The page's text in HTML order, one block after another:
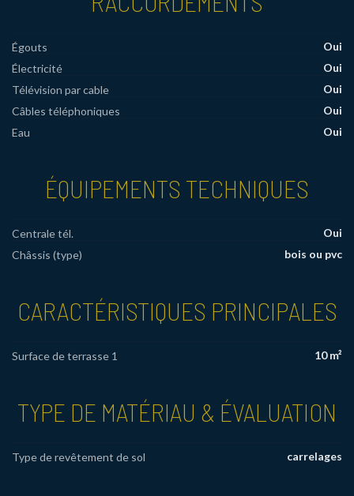
Égouts
Oui
Électricité
Oui
Télévision par cable
Oui
Câbles téléphoniques
Oui
Eau
Oui
ÉQUIPEMENTS TECHNIQUES
Centrale tél.
Oui
Châssis (type)
bois ou pvc
CARACTÉRISTIQUES PRINCIPALES
Surface de terrasse 1 10 m²
TYPE DE MATÉRIAU & ÉVALUATION
Type de revêtement de sol carrelages